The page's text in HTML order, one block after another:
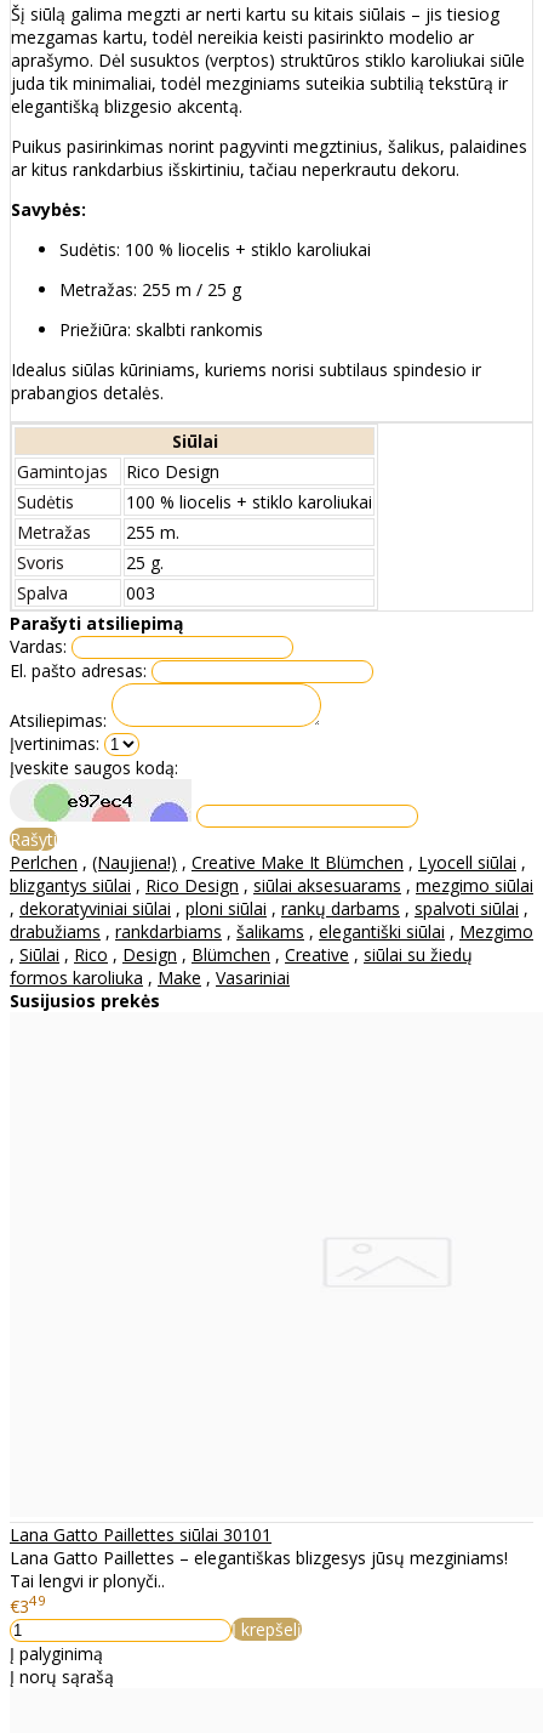
Šį siūlą galima megzti ar nerti kartu su kitais siūlais – jis tiesiog
mezgamas kartu, todėl nereikia keisti pasirinkto modelio ar
aprašymo. Dėl susuktos (verptos) struktūros stiklo karoliukai siūle
juda tik minimaliai, todėl mezginiams suteikia subtilią tekstūrą ir
elegantišką blizgesio akcentą.
Puikus pasirinkimas norint pagyvinti megztinius, šalikus, palaidines
ar kitus rankdarbius išskirtiniu, tačiau neperkrautu dekoru.
Savybės:
Sudėtis: 100 % liocelis + stiklo karoliukai
Metražas: 255 m / 25 g
Priežiūra: skalbti rankomis
Idealus siūlas kūriniams, kuriems norisi subtilaus spindesio ir
prabangios detalės.
Siūlai
Gamintojas
Rico Design
Sudėtis
100 % liocelis + stiklo karoliukai
Metražas
255 m.
Svoris
25 g.
Spalva
003
Parašyti atsiliepimą
Vardas:
El. pašto adresas:
Atsiliepimas:
Įvertinimas:
Įveskite saugos kodą:
Rašyti
Perlchen , (Naujiena!) , Creative Make It Blümchen , Lyocell siūlai ,
blizgantys siūlai , Rico Design , siūlai aksesuarams , mezgimo siūlai
, dekoratyviniai siūlai , ploni siūlai , rankų darbams , spalvoti siūlai ,
drabužiams , rankdarbiams , šalikams , elegantiški siūlai , Mezgimo
, Siūlai , Rico , Design , Blümchen , Creative , siūlai su žiedų
formos karoliuka , Make , Vasariniai
Susijusios prekės
Lana Gatto Paillettes siūlai 30101
Lana Gatto Paillettes – elegantiškas blizgesys jūsų mezginiams!
Tai lengvi ir plonyči..
€349
Į krepšelį
Į palyginimą
Į norų sąrašą